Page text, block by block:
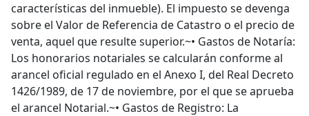
características del inmueble). El impuesto se devenga
sobre el Valor de Referencia de Catastro o el precio de
venta, aquel que resulte superior.~• Gastos de Notaría:
Los honorarios notariales se calcularán conforme al
arancel oficial regulado en el Anexo I, del Real Decreto
1426/1989, de 17 de noviembre, por el que se aprueba
el arancel Notarial.~• Gastos de Registro: La